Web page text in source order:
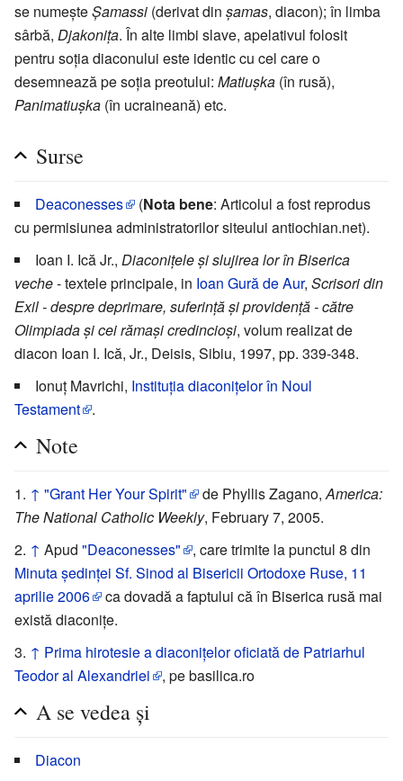
se numeșteȘamassi (derivat din șamas, diacon); în limba
sârbă, Djakonița. În alte limbi slave, apelativul folosit
pentru soția diaconului este identic cu cel care o
desemnează pe soția preotului: Matiușka (în rusă),
Panimatiușka (în ucraineană) etc.
Surse
Deaconesses (Nota bene: Articolul a fost reprodus
cu permisiunea administratorilor siteului antiochian.net).
Ioan I. Ică Jr., Diaconițele și slujirea lor în Biserica
veche- textele principale, in Ioan Gură de Aur, Scrisori din
Exil - despre deprimare, suferință și providență - către
Olimpiada și cei rămași credincioși, volum realizat de
diacon Ioan I. Ică, Jr., Deisis, Sibiu, 1997, pp. 339-348.
Ionuț Mavrichi, Instituția diaconițelor în Noul
Testament
.
Note
↑ "Grant Her Your Spirit" de Phyllis Zagano,America:
The National Catholic Weekly, February 7, 2005.
↑ Apud "Deaconesses"
, care trimite la punctul 8 din
Minuta ședinței Sf. Sinod al Bisericii Ortodoxe Ruse, 11
aprilie 2006
ca dovadă a faptului că în Biserica rusă mai
există diaconițe.
↑ Prima hirotesie a diaconițelor oficiată de Patriarhul
Teodor al Alexandriei
, pe basilica.ro
A se vedea și
Diacon